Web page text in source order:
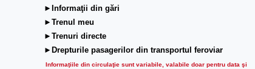
►Informaţii din gări
►Trenul meu
►Trenuri directe
►Drepturile pasagerilor din transportul feroviar
Informaţiile din circulaţie sunt variabile, valabile doar pentru data şi